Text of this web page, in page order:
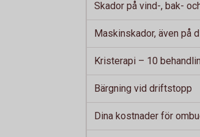
Skador på vind-, bak-
Maskinskador, även på
Kristerapi – 10
Bärgning vid driftstopp
Dina kostnader för